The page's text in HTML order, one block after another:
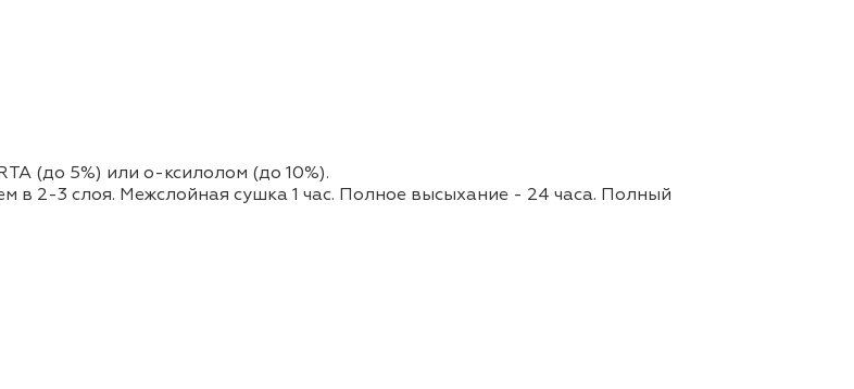
(до 5%) или о-ксилолом (до 10%).
в 2-3 слоя. Межслойная сушка 1 час. Полное высыхание - 24 часа. Полный